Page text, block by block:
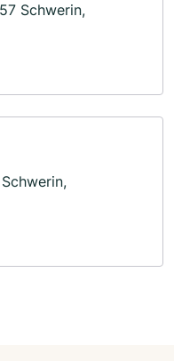
Schwerin,